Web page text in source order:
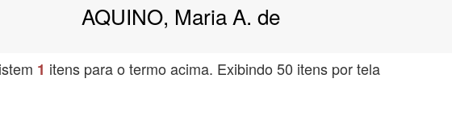
AQUINO, Maria A. de
1 itens para o termo acima. Exibindo 50 itens por tela